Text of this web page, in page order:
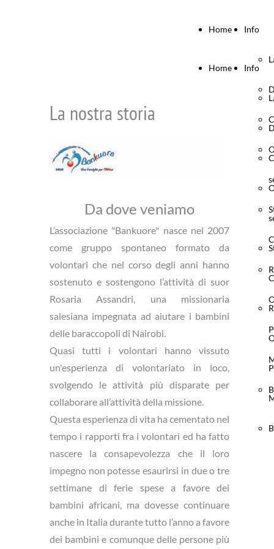
Home Info
Home Info
La nostra storia
Da dove veniamo
L’associazione "Bankuore" nasce nel 2007
come gruppo spontaneo formato da
volontari che nel corso degli anni hanno
sostenuto e sostengono l’attività di suor
Rosaria Assandri, una missionaria
salesiana impegnata ad aiutare i bambini
delle baraccopoli di Nairobi.
Quasi tutti i volontari hanno vissuto
un'esperienza di volontariato in loco,
svolgendo le attività più disparate per
collaborare all’attività della missione.
Questa esperienza di vita ha cementato nel
tempo i rapporti fra i volontari ed ha fatto
nascere la consapevolezza che il loro
impegno non potesse esaurirsi in due o tre
settimane di ferie spese a favore dei
bambini africani, ma dovesse continuare
anche in Italia durante tutto l’anno a favore
dei bambini e comunque delle persone più